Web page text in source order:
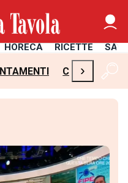
HORECA RICETTE
CHECK-IN
›